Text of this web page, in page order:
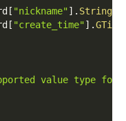
[ "nickname"] . String
[ "create_time"] .GTime
value type for